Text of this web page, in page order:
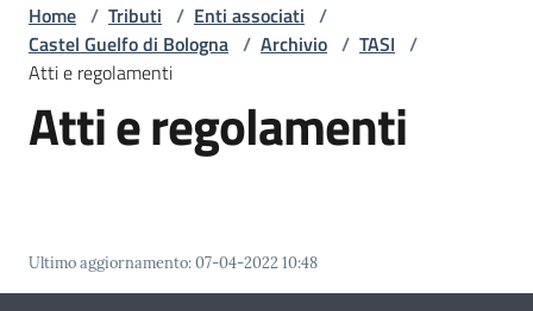
Notizie
Comuni
associati
e
funzioni
Home / Tributi / Enti associati /
Castel Guelfo di Bologna / Archivio / TASI /
Atti e regolamenti
Atti e regolamenti
Ultimo aggiornamento:07-04-2022 10:48